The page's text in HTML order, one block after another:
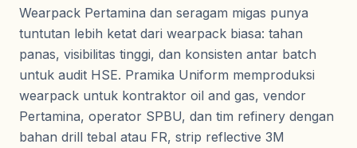
Kaos
Jaket Kerja
Rompi
Seragam Security & Satpam
Seragam Medis
Seragam Cleaning Service
Wearpack Mekanik & Otomotif
Jaket Safety
Rompi Safety
Kaos Safety
Seragam SD
Seragam SMP/SMA
Pramuka
Olahraga
Almamater
Konsultasi
Wearpack Pertamina dan seragam migas punya
tuntutan lebih ketat dari wearpack biasa: tahan
panas, visibilitas tinggi, dan konsisten antar batch
untuk audit HSE. Pramika Uniform memproduksi
wearpack untuk kontraktor oil and gas, vendor
Pertamina, operator SPBU, dan tim refinery dengan
bahan drill tebal atau FR, strip reflective 3M